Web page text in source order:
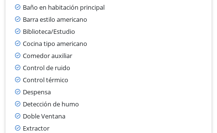
Baño en habitación principal
Barra estilo americano
Biblioteca/Estudio
Cocina tipo americano
Comedor auxiliar
Control de ruido
Control térmico
Despensa
Detección de humo
Doble Ventana
Extractor